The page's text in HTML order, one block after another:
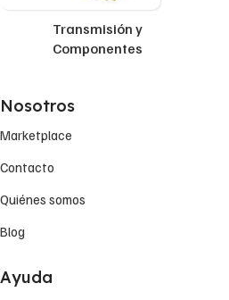
Transmisión y
Componentes
Nosotros
Marketplace
Contacto
Quiénes somos
Blog
Ayuda